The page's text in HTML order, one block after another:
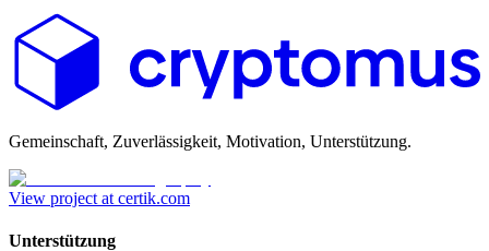
Gemeinschaft, Zuverlässigkeit, Motivation, Unterstützung.
View project at certik.com
Unterstützung